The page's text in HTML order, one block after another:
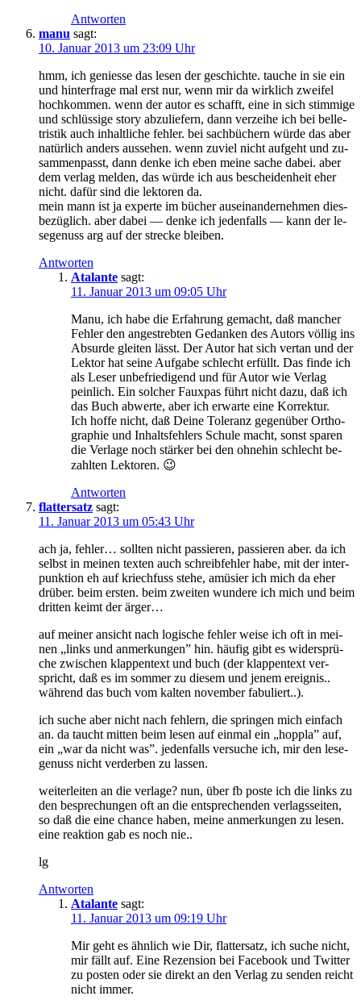
Antworten
manu sagt:
10. Januar 2013 um 23:09 Uhr
hmm, ich ge­nies­se das le­sen der ge­schich­te. tau­che in sie ein
und hin­ter­fra­ge mal erst nur, wenn mir da wirk­lich zwei­fel
hoch­kom­men. wenn der au­tor es schafft, ei­ne in sich stim­mi­ge
und schlüs­si­ge sto­ry ab­zu­lie­fern, dann ver­zei­he ich bei bel­le­
tris­tik auch in­halt­li­che feh­ler. bei sach­bü­chern wür­de das aber
na­tür­lich an­ders aus­se­hen. wenn zu­viel nicht auf­geht und zu­
sam­men­passt, dann den­ke ich eben mei­ne sa­che da­bei. aber
dem ver­lag mel­den, das wür­de ich aus be­schei­den­heit eher
nicht. da­für sind die lek­to­ren da.
mein mann ist ja ex­per­te im bü­cher aus­ein­an­der­neh­men dies­
be­züg­lich. aber da­bei — den­ke ich je­den­falls — kann der le­
se­ge­nuss arg auf der stre­cke bleiben.
Antworten
Atalante sagt:
11. Januar 2013 um 09:05 Uhr
Ma­nu, ich ha­be die Er­fah­rung ge­macht, daß man­cher
Feh­ler den an­ge­streb­ten Ge­dan­ken des Au­tors völ­lig ins
Ab­sur­de glei­ten lässt. Der Au­tor hat sich ver­tan und der
Lek­tor hat sei­ne Auf­ga­be schlecht er­füllt. Das fin­de ich
als Le­ser un­be­frie­di­gend und für Au­tor wie Ver­lag
pein­lich. Ein sol­cher Faux­pas führt nicht da­zu, daß ich
das Buch ab­wer­te, aber ich er­war­te ei­ne Korrektur.
Ich hof­fe nicht, daß Dei­ne To­le­ranz ge­gen­über Or­tho­
gra­phie und In­halts­feh­lers Schu­le macht, sonst spa­ren
die Ver­la­ge noch stär­ker bei den oh­ne­hin schlecht be­
zahl­ten Lektoren. 😉
Antworten
flattersatz sagt:
11. Januar 2013 um 05:43 Uhr
ach ja, feh­ler… soll­ten nicht pas­sie­ren, pas­sie­ren aber. da ich
selbst in mei­nen tex­ten auch schreib­feh­ler ha­be, mit der in­ter­
punk­ti­on eh auf kriech­fuss ste­he, amü­sier ich mich da eher
drü­ber. beim ers­ten. beim zwei­ten wun­de­re ich mich und beim
drit­ten keimt der ärger…
auf mei­ner an­sicht nach lo­gi­sche feh­ler wei­se ich oft in mei­
nen „links und an­mer­kun­gen” hin. häu­fig gibt es wi­der­sprü­
che zwi­schen klap­pen­text und buch (der klap­pen­text ver­
spricht, daß es im som­mer zu die­sem und je­nem er­eig­nis..
wäh­rend das buch vom kal­ten no­vem­ber fabuliert..).
ich su­che aber nicht nach feh­lern, die sprin­gen mich ein­fach
an. da taucht mit­ten beim le­sen auf ein­mal ein „hopp­la” auf,
ein „war da nicht was”. je­den­falls ver­su­che ich, mir den le­se­
ge­nuss nicht ver­der­ben zu lassen.
wei­ter­lei­ten an die ver­la­ge? nun, über fb pos­te ich die links zu
den be­spre­chun­gen oft an die ent­spre­chen­den ver­lags­sei­ten,
so daß die ei­ne chan­ce ha­ben, mei­ne an­mer­kun­gen zu le­sen.
ei­ne re­ak­ti­on gab es noch nie..
lg
Antworten
Atalante sagt:
11. Januar 2013 um 09:19 Uhr
Mir geht es ähn­lich wie Dir, flat­ter­satz, ich su­che nicht,
mir fällt auf. Ei­ne Re­zen­si­on bei Face­book und Twit­ter
zu pos­ten oder sie di­rekt an den Ver­lag zu sen­den reicht
nicht immer.